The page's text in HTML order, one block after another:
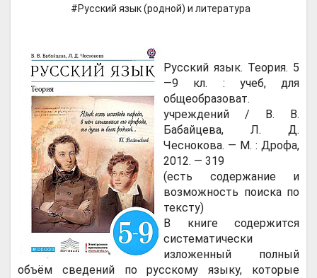
#Русский язык (родной) и литература
Русский язык. Теория. 5
—9 кл. : учеб, для
общеобразоват.
учреждений / В. В.
Бабайцева, Л. Д.
Чеснокова. — М. : Дрофа,
2012. — 319
(есть содержание и
возможность поиска по
тексту)
В книге содержится
систематически
изложенный полный
объём сведений по русскому языку, которые